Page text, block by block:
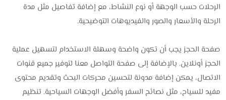
الرحلات حسب الوجهة أو نوع النشاط، مع إضافة تفاصيل مثل مدة
الرحلة والأسعار والصور والفيديوهات التوضيحية.
صفحة الحجز يجب أن تكون واضحة وسهلة الاستخدام لتسهيل عملية
الحجز أونلاين. بالإضافة إلى صفحة التواصل معنا لتوفير جميع قنوات
الاتصال، يمكن إضافة مدونة لتحسين محركات البحث وتقديم محتوى
مفيد للسياح، مثل نصائح السفر وأفضل الوجهات السياحية. تنظيم